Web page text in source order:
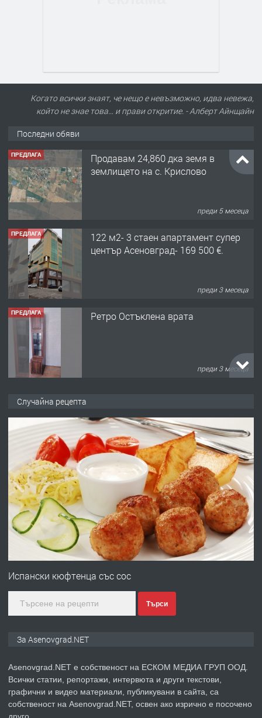
Когато всички знаят, че нещо е невъзможно, идва невежа,
който не знае това… и прави откритие. - Алберт Айнщайн
Последни обяви
ПРЕДЛАГА
Продавам 24,860 дка земя в
землището на с. Крислово
преди 5 месеца
ПРЕДЛАГА
122 м2- 3 стаен апартамент супер
център Асеновград- 169 500 €.
преди 3 месеца
ПРЕДЛАГА Ретро Остъклена врата
преди 3 месеца
преди 10 месеца
ПРЕДЛАГА
Професионална броячна машина -
със сертификат от ЕЦБ
преди 1 година
ПРЕДЛАГА
Професионална зеленчукорезачка
преди 2 години
ПРЕДЛАГА
Давам индивидуалани уроци по
Случайна рецепта
Испански кюфтенца със сос
Търси
За Asenovgrad.NET
Asenovgrad.NET е собственост на ЕСКОМ МЕДИА ГРУП ООД.
Всички статии, репортажи, интервюта и други текстови,
графични и видео материали, публикувани в сайта, са
собственост на Asenovgrad.NET, освен ако изрично е посочено
друго.